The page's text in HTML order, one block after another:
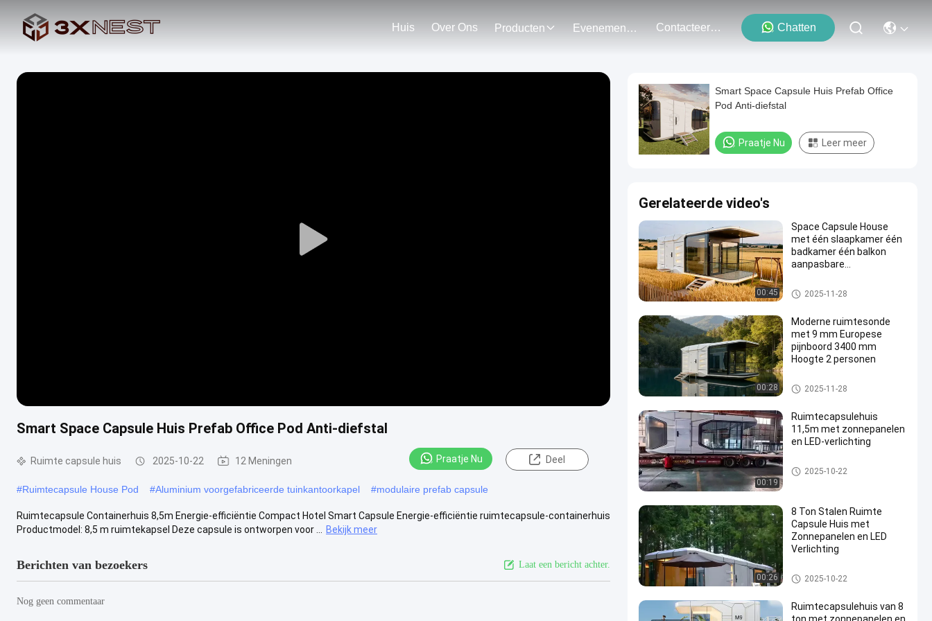
Huis Over Ons Producten Evenementen Contacteer Ons Chatten
Play
Smart Space Capsule Huis Prefab Office Pod Anti-diefstal
Ruimte capsule huis 2025-10-22 12 Meningen Praatje Nu Deel
#Ruimtecapsule House Pod #Aluminium voorgefabriceerde tuinkantoorkapel #modulaire prefab capsule
Ruimtecapsule Containerhuis 8,5m Energie-efficiëntie Compact Hotel Smart Capsule Energie-efficiëntie ruimtecapsule-containerhuis
Productmodel: 8,5 m ruimtekapsel Deze capsule is ontworpen voor ...
Bekijk meer
Berichten van bezoekers Laat een bericht achter.
Nog geen commentaar
Smart Space Capsule Huis Prefab Office
Pod Anti-diefstal
Praatje Nu Leer meer
Gerelateerde video's
00:45
Space Capsule House
met één slaapkamer één
badkamer één balkon
aanpasbare
L8560 * W3460 * H3400
afmetingen
Ruimte capsule huis
2025-11-28
00:28
Moderne ruimtesonde
met 9 mm Europese
pijnboord 3400 mm
Hoogte 2 personen
Ruimte capsule huis
2025-11-28
00:19
Ruimtecapsulehuis
11,5m met zonnepanelen
en LED-verlichting
Ruimte capsule huis
2025-10-22
00:26
8 Ton Stalen Ruimte
Capsule Huis met
Zonnepanelen en LED
Verlichting
Ruimte capsule huis
2025-10-22
Ruimtecapsulehuis van 8